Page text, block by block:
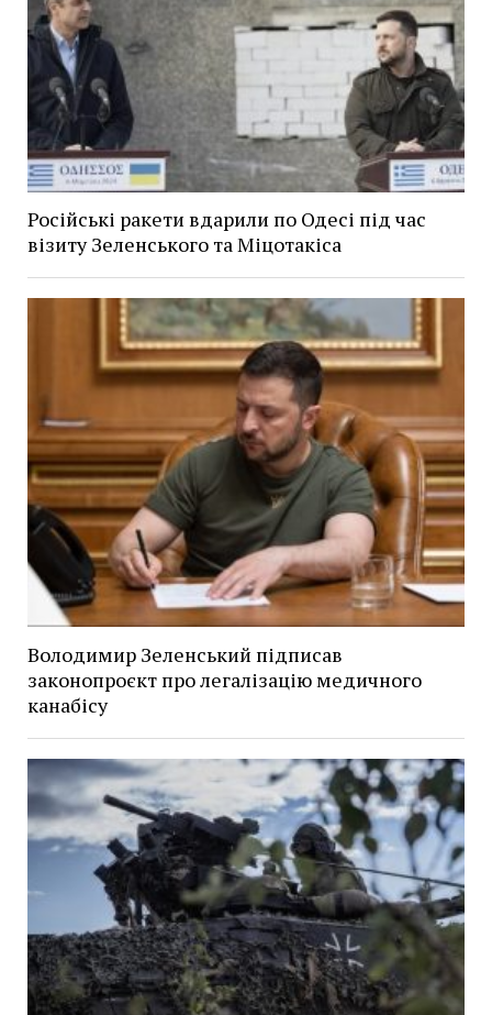
Російські ракети вдарили по Одесі під час
візиту Зеленського та Міцотакіса
Володимир Зеленський підписав
законопроєкт про легалізацію медичного
канабісу